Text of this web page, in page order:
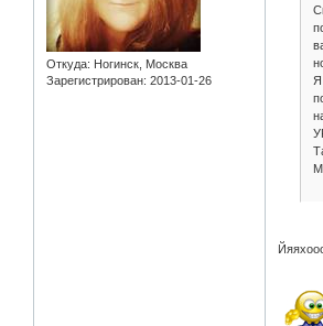
Откуда: Ногинск, Москва
Зарегистрирован: 2013-01-26
Я